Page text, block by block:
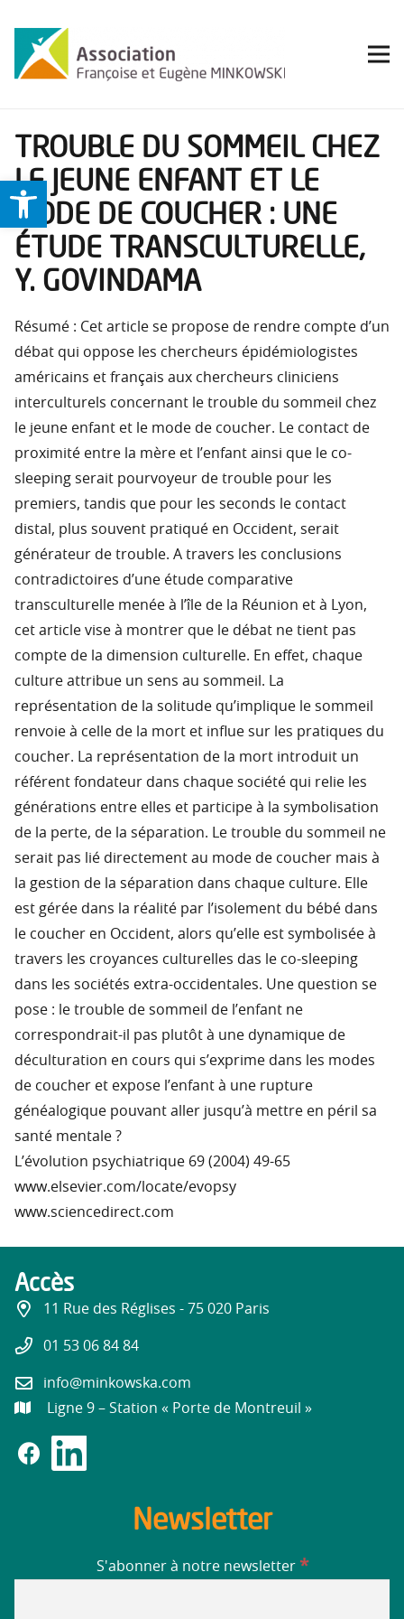
Ouvrir la barre d’outils
TROUBLE DU SOMMEIL CHEZ
LE JEUNE ENFANT ET LE
MODE DE COUCHER : UNE
ÉTUDE TRANSCULTURELLE,
Y. GOVINDAMA
Résumé : Cet article se propose de rendre compte d’un
débat qui oppose les chercheurs épidémiologistes
américains et français aux chercheurs cliniciens
interculturels concernant le trouble du sommeil chez
le jeune enfant et le mode de coucher. Le contact de
proximité entre la mère et l’enfant ainsi que le co-
sleeping serait pourvoyeur de trouble pour les
premiers, tandis que pour les seconds le contact
distal, plus souvent pratiqué en Occident, serait
générateur de trouble. A travers les conclusions
contradictoires d’une étude comparative
transculturelle menée à l’île de la Réunion et à Lyon,
cet article vise à montrer que le débat ne tient pas
compte de la dimension culturelle. En effet, chaque
culture attribue un sens au sommeil. La
représentation de la solitude qu’implique le sommeil
renvoie à celle de la mort et influe sur les pratiques du
coucher. La représentation de la mort introduit un
référent fondateur dans chaque société qui relie les
générations entre elles et participe à la symbolisation
de la perte, de la séparation. Le trouble du sommeil ne
serait pas lié directement au mode de coucher mais à
la gestion de la séparation dans chaque culture. Elle
est gérée dans la réalité par l’isolement du bébé dans
le coucher en Occident, alors qu’elle est symbolisée à
travers les croyances culturelles das le co-sleeping
dans les sociétés extra-occidentales. Une question se
pose : le trouble de sommeil de l’enfant ne
correspondrait-il pas plutôt à une dynamique de
déculturation en cours qui s’exprime dans les modes
de coucher et expose l’enfant à une rupture
généalogique pouvant aller jusqu’à mettre en péril sa
santé mentale ?
L’évolution psychiatrique 69 (2004) 49-65
www.elsevier.com/locate/evopsy
www.sciencedirect.com
Accès
11 Rue des Réglises - 75 020 Paris
01 53 06 84 84
info@minkowska.com
Ligne 9 – Station « Porte de Montreuil »
Newsletter
S'abonner à notre newsletter *